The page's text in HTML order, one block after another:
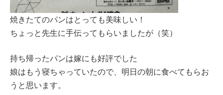
焼きたてのパンはとっても美味しい！
ちょっと先生に手伝ってもらいましたが（笑）
持ち帰ったパンは嫁にも好評でした
娘はもう寝ちゃっていたので、明日の朝に食べてもらお
うと思います。